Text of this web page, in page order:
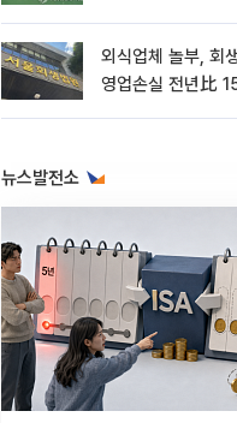
외식업체 놀부, 회
영업손실 전년比
뉴스발전소